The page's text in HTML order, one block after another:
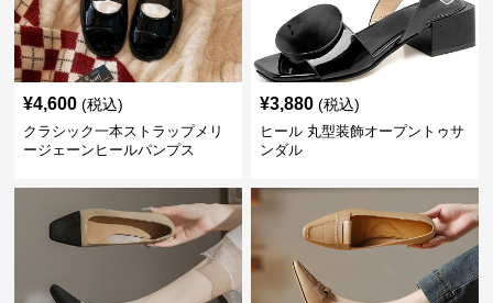
¥4,600 (税込)
クラシック一本ストラップメリ
ージェーンヒールパンプス
¥3,880 (税込)
ヒール 丸型装飾オープントゥサ
ンダル